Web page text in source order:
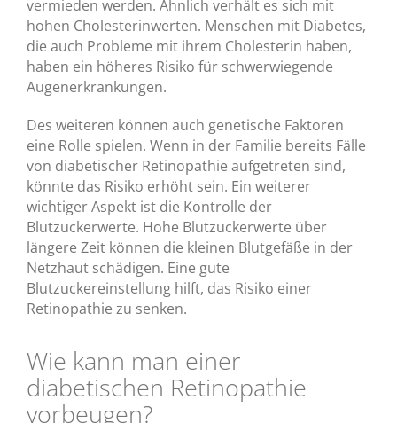
vermieden werden. Ähnlich verhält es sich mit
hohen Cholesterinwerten. Menschen mit Diabetes,
die auch Probleme mit ihrem Cholesterin haben,
haben ein höheres Risiko für schwerwiegende
Augenerkrankungen.
Des weiteren können auch genetische Faktoren
eine Rolle spielen. Wenn in der Familie bereits Fälle
von diabetischer Retinopathie aufgetreten sind,
könnte das Risiko erhöht sein. Ein weiterer
wichtiger Aspekt ist die Kontrolle der
Blutzuckerwerte. Hohe Blutzuckerwerte über
längere Zeit können die kleinen Blutgefäße in der
Netzhaut schädigen. Eine gute
Blutzuckereinstellung hilft, das Risiko einer
Retinopathie zu senken.
Wie kann man einer
diabetischen Retinopathie
vorbeugen?